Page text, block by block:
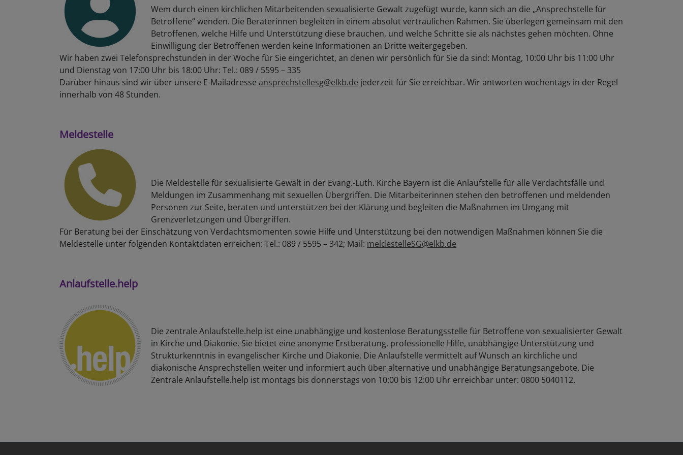
Wem durch einen kirchlichen Mitarbeitenden sexualisierte Gewalt zugefügt wurde, kann sich an die „Ansprechstelle für
Betroffene“ wenden. Die Beraterinnen begleiten in einem absolut vertraulichen Rahmen. Sie überlegen gemeinsam mit den
Betroffenen, welche Hilfe und Unterstützung diese brauchen, und welche Schritte sie als nächstes gehen möchten. Ohne
Einwilligung der Betroffenen werden keine Informationen an Dritte weitergegeben.
Wir haben zwei Telefonsprechstunden in der Woche für Sie eingerichtet, an denen wir persönlich für Sie da sind: Montag, 10:00 Uhr bis 11:00 Uhr
und Dienstag von 17:00 Uhr bis 18:00 Uhr: Tel.: 089 / 5595 – 335
Darüber hinaus sind wir über unsere E-Mailadresse ansprechstellesg@elkb.de jederzeit für Sie erreichbar. Wir antworten wochentags in der Regel
innerhalb von 48 Stunden.
Meldestelle
Die Meldestelle für sexualisierte Gewalt in der Evang.-Luth. Kirche Bayern ist die Anlaufstelle für alle Verdachtsfälle und
Meldungen im Zusammenhang mit sexuellen Übergriffen. Die Mitarbeiterinnen stehen den betroffenen und meldenden
Personen zur Seite, beraten und unterstützen bei der Klärung und begleiten die Maßnahmen im Umgang mit
Grenzverletzungen und Übergriffen.
Für Beratung bei der Einschätzung von Verdachtsmomenten sowie Hilfe und Unterstützung bei den notwendigen Maßnahmen können Sie die
Meldestelle unter folgenden Kontaktdaten erreichen: Tel.: 089 / 5595 – 342; Mail: meldestelleSG@elkb.de
Anlaufstelle.help
Die zentrale Anlaufstelle.help ist eine unabhängige und kostenlose Beratungsstelle für Betroffene von sexualisierter Gewalt
in Kirche und Diakonie. Sie bietet eine anonyme Erstberatung, professionelle Hilfe, unabhängige Unterstützung und
Strukturkenntnis in evangelischer Kirche und Diakonie. Die Anlaufstelle vermittelt auf Wunsch an kirchliche und
diakonische Ansprechstellen weiter und informiert auch über alternative und unabhängige Beratungsangebote. Die
Zentrale Anlaufstelle.help ist montags bis donnerstags von 10:00 bis 12:00 Uhr erreichbar unter: 0800 5040112.